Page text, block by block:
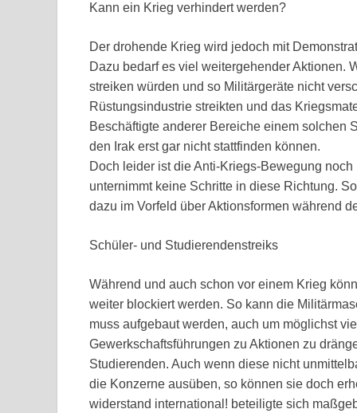
Kann ein Krieg verhindert werden?
Der drohende Krieg wird jedoch mit
Dazu bedarf es viel weitergehender Aktionen.
streiken würden und so Militärgeräte nicht
Rüstungsindustrie streikten und das
Beschäftigte anderer Bereiche einem solchen
den Irak erst gar nicht stattfinden können.
Doch leider ist die Anti-Kriegs-Bewegung
unternimmt keine Schritte in diese Richtung.
dazu im Vorfeld über Aktionsformen während
Schüler- und Studierendenstreiks
Während und auch schon vor einem Krieg
weiter blockiert werden. So kann die
muss aufgebaut werden, auch um möglichst
Gewerkschaftsführungen zu Aktionen zu
Studierenden. Auch wenn diese nicht
die Konzerne ausüben, so können sie doch
widerstand international! beteiligte sich